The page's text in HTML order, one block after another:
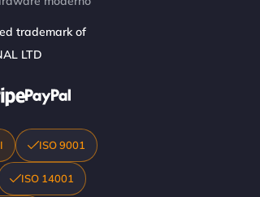
trademark of
LTD
ISO 9001
ISO 14001